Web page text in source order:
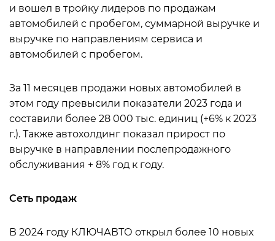
и вошел в тройку лидеров по продажам
автомобилей с пробегом, суммарной выручке и
выручке по направлениям сервиса и
автомобилей с пробегом.
За 11 месяцев продажи новых автомобилей в
этом году превысили показатели 2023 года и
составили более 28 000 тыс. единиц (+6% к 2023
г.). Также автохолдинг показал прирост по
выручке в направлении послепродажного
обслуживания + 8% год к году.
Сеть продаж
В 2024 году КЛЮЧАВТО открыл более 10 новых